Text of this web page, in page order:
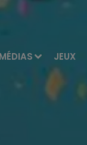
MÉDIAS JEUX